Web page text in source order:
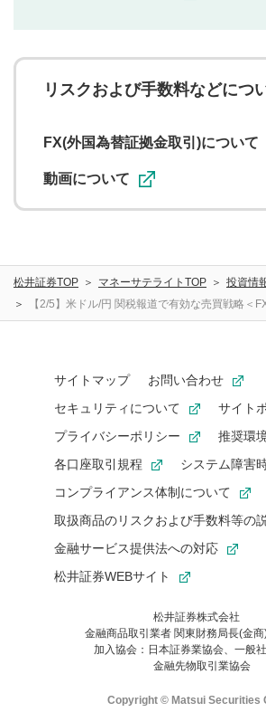
に関する著作者人格権を行使しないこ
用者が投稿したコメントは、当社サー
ることがあります。
リスクおよび手数料などにつ
FX(外国為替証拠金取引)について
動画について
松井証券TOP マネーサテライトTOP 投資情
【2/5】米ドル/円 関税報道で有効な売買戦略＜
サイトマップ
お問い合わせ
セキュリティについて
サイト
プライバシーポリシー
推奨環
各口座取引規程
システム障害
コンプライアンス体制について
取扱商品のリスクおよび手数料等の
金融サービス提供法への対応
松井証券WEBサイト
松井証券株式会社
金融商品取引業者 関東財務局長(金
加入協会：日本証券業協会、一般
金融先物取引業協会
Copyright © Matsui Securities
お気に入り機能は松井証券の会員限定の機
お気に入り登録いただくと、後からいつで
ンツを一覧でご確認いただけます。
ご利用いただくには口座開設が必要です。